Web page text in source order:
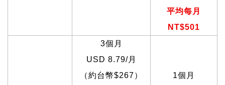
平均每月
NT$501
3個月
USD 8.79/月
（約台幣$267）
1個月